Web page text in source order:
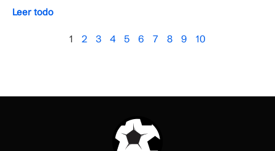
Leer todo
1 2 3 4 5 6 7 8 9 10